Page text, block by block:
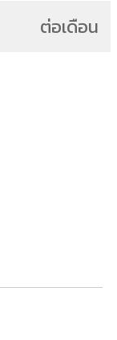
ต่อเดือน